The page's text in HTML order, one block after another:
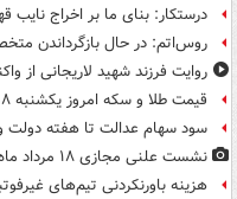
درستکار: بنای ما بر اخراج
روس‌اتم: در حال بازگرداندن
روایت فرزند شهید لاریجانی از
قیمت طلا و سکه امروز یکشنبه ۱۸ مرداد ۱۴۰۵
سود سهام عدالت تا هفته دولت
نشست علنی مجازی ۱۸ مرداد ماه مجلس
هزینه باورنکردنی تیم‌های